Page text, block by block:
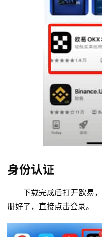
身份认证
下载完成后打开欧易
册好了，直接点击登录。